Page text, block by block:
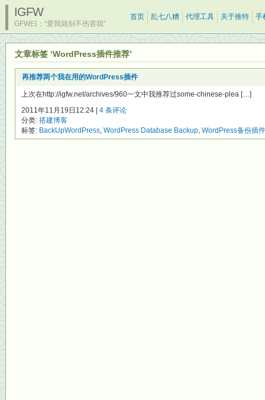
IGFW
GFW曰：“爱我就别不伤害我”
首页 乱七八糟 代理工具 关于推特 手
文章标签 ‘WordPress插件推荐’
再推荐两个我在用的WordPress插件
上次在http://igfw.net/archives/960一文中我推荐过some-chinese-plea […]
2011年11月19日12:24 | 4 条评论
分类: 搭建博客
标签: BackUpWordPress, WordPress Database Backup, WordPress备份插件